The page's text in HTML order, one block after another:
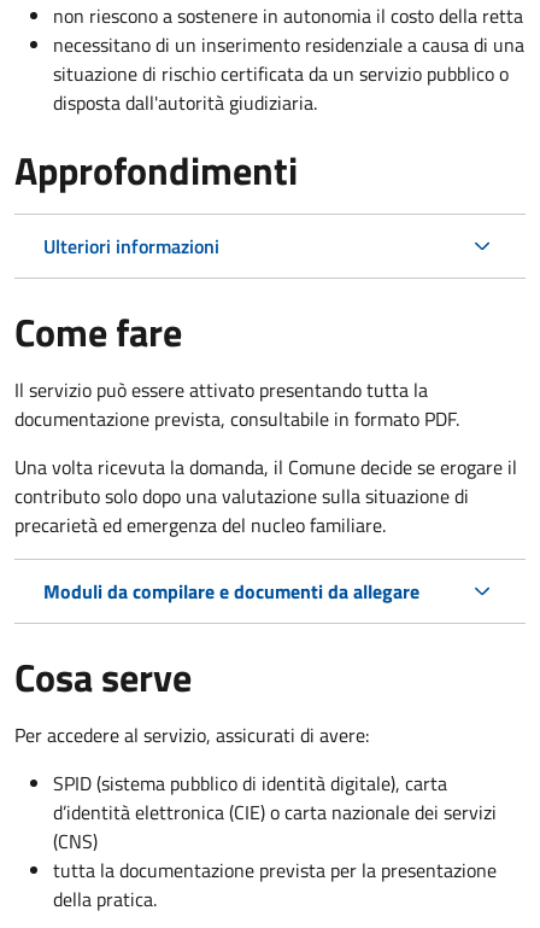
non riescono a sostenere in autonomia il costo della retta
necessitano di un inserimento residenziale a causa di una
situazione di rischio certificata da un servizio pubblico o
disposta dall'autorità giudiziaria.
Approfondimenti
Ulteriori informazioni
Come fare
Il servizio può essere attivato presentando tutta la
documentazione prevista, consultabile in formato PDF.
Una volta ricevuta la domanda, il Comune decide se erogare il
contributo solo dopo una valutazione sulla situazione di
precarietà ed emergenza del nucleo familiare.
Moduli da compilare e documenti da allegare
Cosa serve
Per accedere al servizio, assicurati di avere:
SPID (sistema pubblico di identità digitale), carta
d’identità elettronica (CIE) o carta nazionale dei servizi
(CNS)
tutta la documentazione prevista per la presentazione
della pratica.